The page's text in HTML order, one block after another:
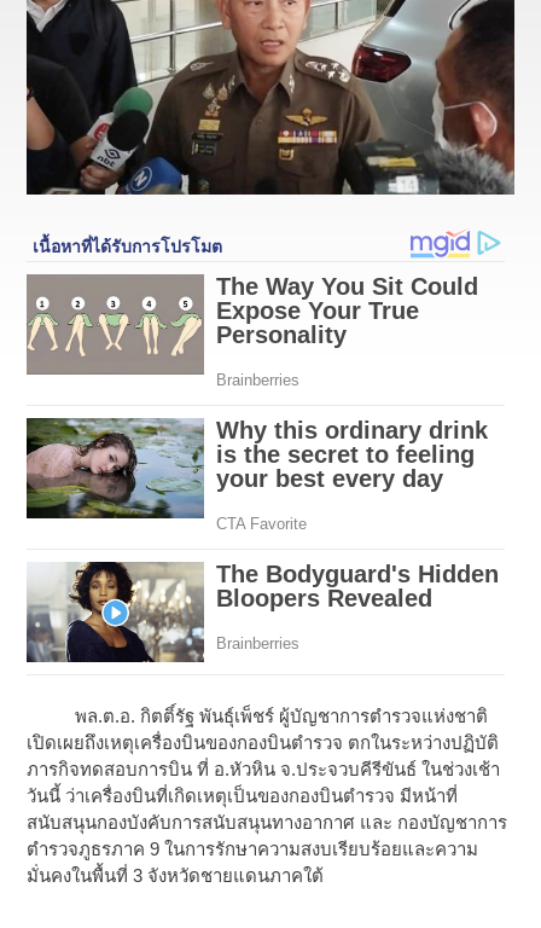
พล.ต.อ. กิตติ์รัฐ พันธุ์เพ็ชร์ ผู้บัญชาการตำรวจแห่งชาติ
เปิดเผยถึงเหตุเครื่องบินของกองบินตำรวจ ตกในระหว่างปฏิบัติ
ภารกิจทดสอบการบิน ที่ อ.หัวหิน จ.ประจวบคีรีขันธ์ ในช่วงเช้า
วันนี้ ว่าเครื่องบินที่เกิดเหตุเป็นของกองบินตำรวจ มีหน้าที่
สนับสนุนกองบังคับการสนับสนุนทางอากาศ และ กองบัญชาการ
ตำรวจภูธรภาค 9 ในการรักษาความสงบเรียบร้อยและความ
มั่นคงในพื้นที่ 3 จังหวัดชายแดนภาคใต้